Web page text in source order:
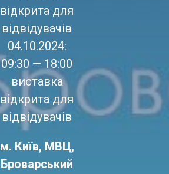
відкрита для
відвідувачів
04.10.2024:
09:30 — 18:00
виставка
відкрита для
відвідувачів
м. Київ, МВЦ,
Броварський